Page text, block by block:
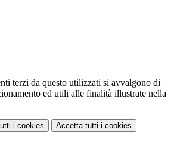
terzi da questo utilizzati si avvalgono di
ed utili alle finalità illustrate nella
i cookies Accetta tutti i cookies